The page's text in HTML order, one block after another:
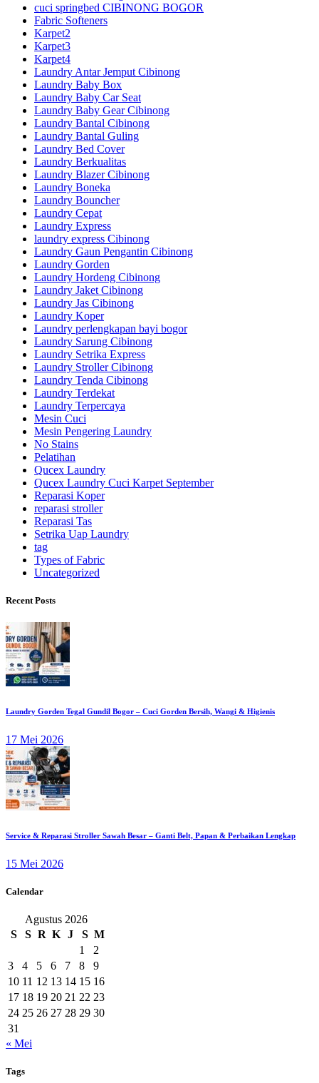
cuci springbed CIBINONG BOGOR
Fabric Softeners
Karpet2
Karpet3
Karpet4
Laundry Antar Jemput Cibinong
Laundry Baby Box
Laundry Baby Car Seat
Laundry Baby Gear Cibinong
Laundry Bantal Cibinong
Laundry Bantal Guling
Laundry Bed Cover
Laundry Berkualitas
Laundry Blazer Cibinong
Laundry Boneka
Laundry Bouncher
Laundry Cepat
Laundry Express
laundry express Cibinong
Laundry Gaun Pengantin Cibinong
Laundry Gorden
Laundry Hordeng Cibinong
Laundry Jaket Cibinong
Laundry Jas Cibinong
Laundry Koper
Laundry perlengkapan bayi bogor
Laundry Sarung Cibinong
Laundry Setrika Express
Laundry Stroller Cibinong
Laundry Tenda Cibinong
Laundry Terdekat
Laundry Terpercaya
Mesin Cuci
Mesin Pengering Laundry
No Stains
Pelatihan
Qucex Laundry
Qucex Laundry Cuci Karpet September
Reparasi Koper
reparasi stroller
Reparasi Tas
Setrika Uap Laundry
tag
Types of Fabric
Uncategorized
Recent Posts
Laundry Gorden Tegal Gundil Bogor – Cuci Gorden Bersih, Wangi & Higienis
17 Mei 2026
Service & Reparasi Stroller Sawah Besar – Ganti Belt, Papan & Perbaikan Lengkap
15 Mei 2026
Calendar
Agustus 2026
S
S R K J S M
1
2
3
4 5 6 7 8
9
10 11 12 13 14 15 16
17 18 19 20 21 22 23
24 25 26 27 28 29 30
31
« Mei
Tags